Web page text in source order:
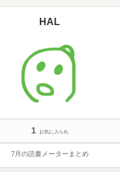
HAL
1 お気に入られ
7月の読書メーターまとめ